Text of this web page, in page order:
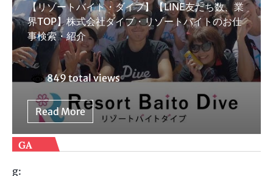
【リゾートバイト・ダイブ】【LINE友だち数、業
界TOP】株式会社ダイブ・リゾートバイトのお仕
事検索・紹介
849 total views
Read More
GA
g: